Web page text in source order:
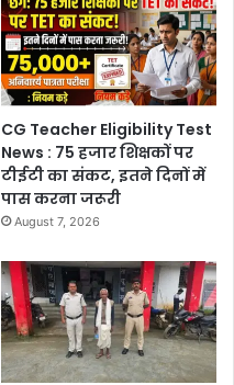
CG Teacher Eligibility Test
News : 75 हजार शिक्षकों पर
टीईटी का संकट, इतने दिनों में
पास करना जरूरी
August 7, 2026